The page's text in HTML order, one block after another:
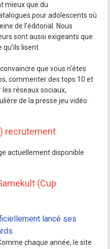
mieux que du
pour adolescents où
de l'éditorial. Nous
sont aussi exigeants que
qu'ils lisent.
que vous n'êtes
commenter des tops 10 et
réseaux sociaux,
de la presse jeu vidéo.
recrutement
actuellement disponible
(Cup
lancé ses
chaque année, le site